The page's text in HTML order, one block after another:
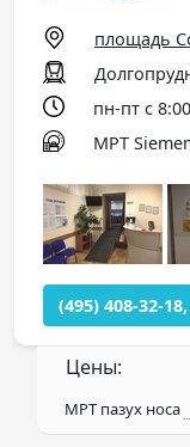
площадь
пн-пт с
МРТ
(495) 408-32-
Цены:
МРТ пазух носа